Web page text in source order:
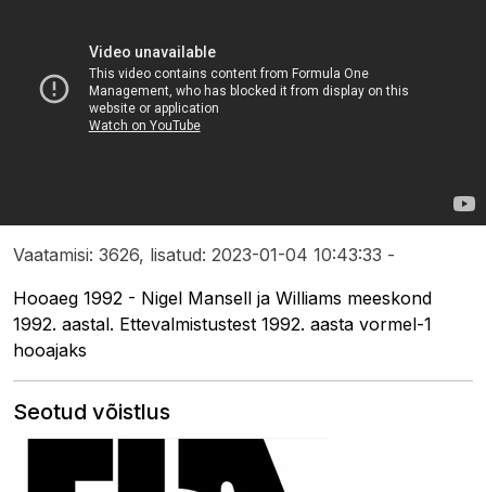
Vaatamisi: 3626, lisatud: 2023-01-04 10:43:33 -
Hooaeg 1992 - Nigel Mansell ja Williams meeskond
1992. aastal. Ettevalmistustest 1992. aasta vormel-1
hooajaks
Seotud võistlus